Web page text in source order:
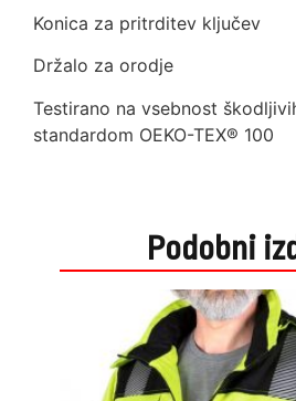
Konica za pritrditev ključev
Držalo za orodje
Testirano na vsebnost
standardom OEKO-TEX® 100
Podobni